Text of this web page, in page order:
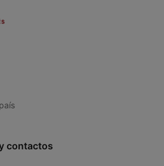
contactos